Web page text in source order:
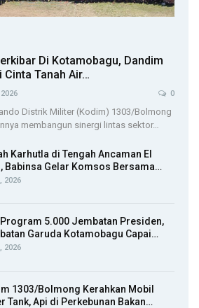
Di Kotamobagu, Dandim
Cinta Tanah Air…
0
Distrik Militer (Kodim) 1303/Bolmong
membangun sinergi lintas sektor…
Karhutla di Tengah Ancaman El
Babinsa Gelar Komsos Bersama…
2026
5.000 Jembatan Presiden,
Garuda Kotamobagu Capai…
2026
1303/Bolmong Kerahkan Mobil
Tank, Api di Perkebunan Bakan…